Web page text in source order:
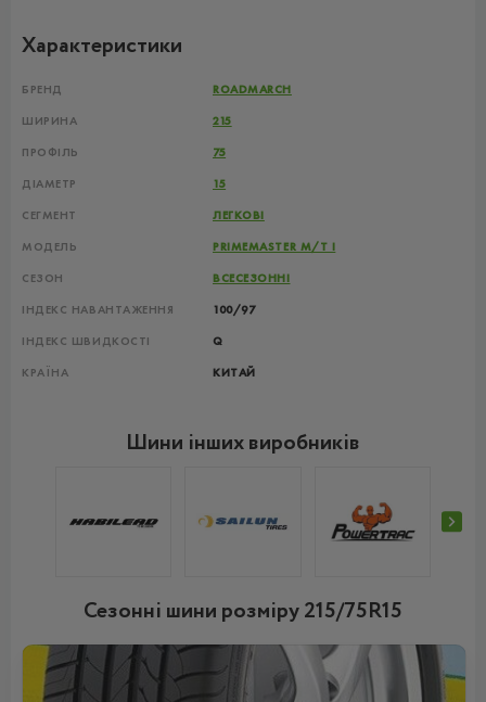
Характеристики
БРЕНД ROADMARCH
ШИРИНА 215
ПРОФІЛЬ 75
ДІАМЕТР 15
СЕГМЕНТ ЛЕГКОВІ
МОДЕЛЬ PRIMEMASTER M/T I
СЕЗОН ВСЕСЕЗОННІ
ІНДЕКС НАВАНТАЖЕННЯ 100/97
ІНДЕКС ШВИДКОСТІ Q
КРАЇНА КИТАЙ
Шини інших виробників
Сезонні шини розміру 215/75R15